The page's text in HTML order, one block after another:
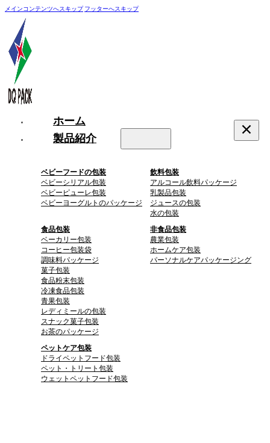
メインコンテンツへスキップ フッターへスキップ
ホーム
製品紹介
ベビーフードの包装
ベビーシリアル包装
ベビーピューレ包装
ベビーヨーグルトのパッケージ
飲料包装
アルコール飲料パッケージ
乳製品包装
ジュースの包装
水の包装
食品包装
ベーカリー包装
コーヒー包装袋
調味料パッケージ
菓子包装
食品粉末包装
冷凍食品包装
青果包装
レディミールの包装
スナック菓子包装
お茶のパッケージ
非食品包装
農業包装
ホームケア包装
パーソナルケアパッケージング
ペットケア包装
ドライペットフード包装
ペット・トリート包装
ウェットペットフード包装